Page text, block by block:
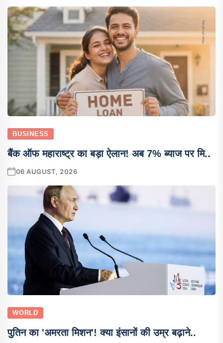
BUSINESS
बैंक ऑफ महाराष्ट्र का बड़ा ऐलान! अब 7% ब्याज पर मि..
06 AUGUST, 2026
WORLD
पुतिन का 'अमरता मिशन'! क्या इंसानों की उम्र बढ़ाने..